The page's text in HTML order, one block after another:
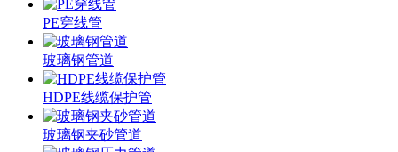
PE穿线管
玻璃钢管道
HDPE线缆保护管
玻璃钢夹砂管道